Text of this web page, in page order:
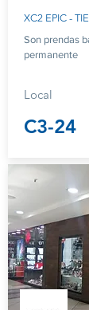
XC2 EPIC -
​Son prendas
permanente
Local
C3-24